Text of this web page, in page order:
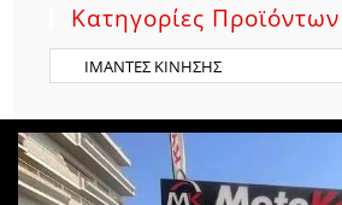
Κατηγορίες Προϊόντων